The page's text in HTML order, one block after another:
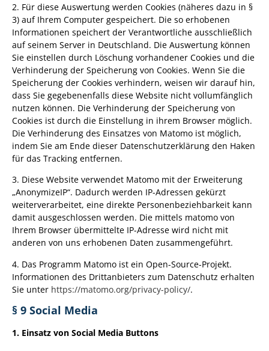
2. Für diese Auswertung werden Cookies (näheres dazu in §
3) auf Ihrem Computer gespeichert. Die so erhobenen
Informationen speichert der Verantwortliche ausschließlich
auf seinem Server in Deutschland. Die Auswertung können
Sie einstellen durch Löschung vorhandener Cookies und die
Verhinderung der Speicherung von Cookies. Wenn Sie die
Speicherung der Cookies verhindern, weisen wir darauf hin,
dass Sie gegebenenfalls diese Website nicht vollumfänglich
nutzen können. Die Verhinderung der Speicherung von
Cookies ist durch die Einstellung in ihrem Browser möglich.
Die Verhinderung des Einsatzes von Matomo ist möglich,
indem Sie am Ende dieser Datenschutzerklärung den Haken
für das Tracking entfernen.
3. Diese Website verwendet Matomo mit der Erweiterung
„AnonymizeIP“. Dadurch werden IP-Adressen gekürzt
weiterverarbeitet, eine direkte Personenbeziehbarkeit kann
damit ausgeschlossen werden. Die mittels matomo von
Ihrem Browser übermittelte IP-Adresse wird nicht mit
anderen von uns erhobenen Daten zusammengeführt.
4. Das Programm Matomo ist ein Open-Source-Projekt.
Informationen des Drittanbieters zum Datenschutz erhalten
Sie unter https://matomo.org/privacy-policy/.
§ 9 Social Media
1. Einsatz von Social Media Buttons